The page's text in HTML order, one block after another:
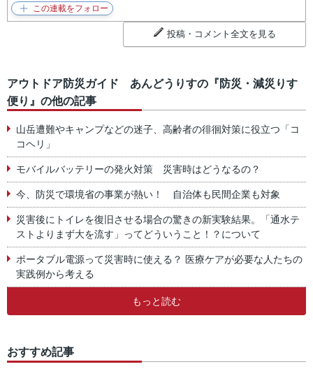
投稿・コメント全文を見る
アウトドア防災ガイド あんどうりすの『防災・減災りす
便り』の他の記事
山岳遭難やキャンプなどの迷子、高齢者の徘徊対策に役立つ「コ
コヘリ」
モバイルバッテリーの発火対策 災害時はどうなるの？
今、防災で環境省の事業が熱い！ 自治体も民間企業も対象
災害後にトイレを復旧させる場合の驚きの新実験結果。「通水テ
ストよりまず大を流す」ってどういうこと！？について
ポータブル電源って災害時に使える？ 医療ケアが必要な人たちの
実践例から考える
もっと読む
おすすめ記事